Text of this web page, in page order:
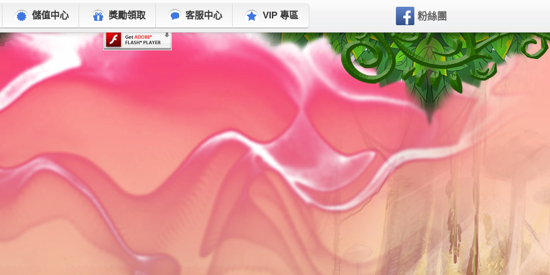
这个页面上的内容需要较新版本的 Adobe Flash Player。
儲值中心 獎勵領取 客服中心 VIP 專區 粉絲團